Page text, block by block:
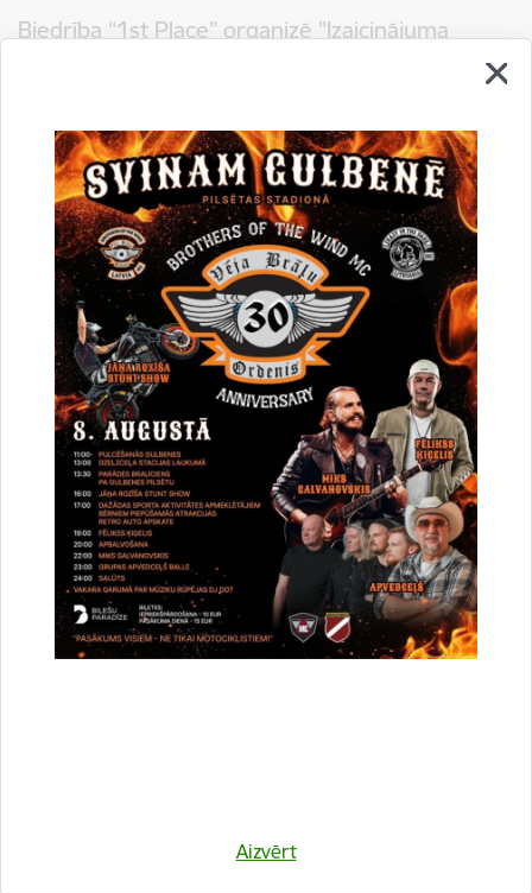
Aizvērt
Biedrība “1st Place” organizē "Izaicinājuma
(dienas nometne), kas ir pavisam citādāka aktivitāte no mūsu puses, nekā
ierasts. Būs pārgājiens apkārt Stāmerienas ezeram…
Projekti
Pagarināts jaunatnes iniciatīvu projektu
konkursa termiņš
12.03.2020.
Gulbenes novada pašvaldība aicina biedrības/nodibinājumus, kas veic darbu
ar jaunatni, iesniegt jaunatnes iniciatīvu projektu pieteikumus mācību
priekšlaicīgas pārtraukšanas mazināšanai. Projekta…
Projekti